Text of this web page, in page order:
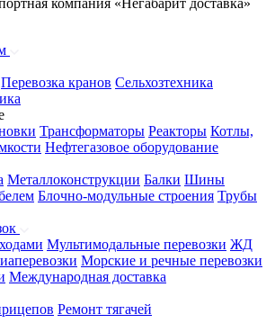
компания «Негабарит доставка»
Перевозка кранов Сельхозтехника
Трансформаторы Реакторы Котлы,
Нефтегазовое оборудование
Металлоконструкции Балки Шины
Блочно-модульные строения Трубы
Мультимодальные перевозки ЖД
Морские и речные перевозки
Международная доставка
Ремонт тягачей